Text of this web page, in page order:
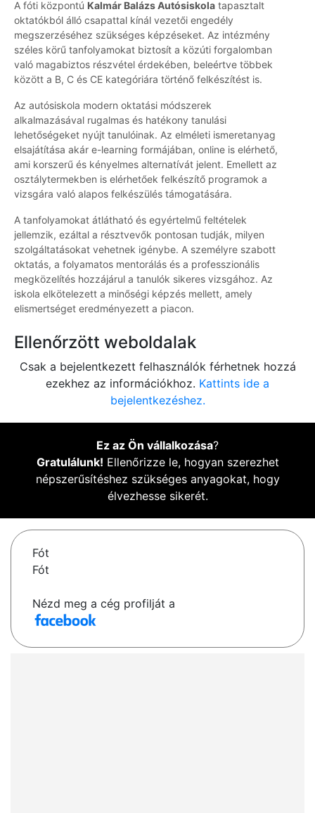
A fóti központú Kalmár Balázs Autósiskola tapasztalt
oktatókból álló csapattal kínál vezetői engedély
megszerzéséhez szükséges képzéseket. Az intézmény
széles körű tanfolyamokat biztosít a közúti forgalomban
való magabiztos részvétel érdekében, beleértve többek
között a B, C és CE kategóriára történő felkészítést is.
Az autósiskola modern oktatási módszerek
alkalmazásával rugalmas és hatékony tanulási
lehetőségeket nyújt tanulóinak. Az elméleti ismeretanyag
elsajátítása akár e-learning formájában, online is elérhető,
ami korszerű és kényelmes alternatívát jelent. Emellett az
osztálytermekben is elérhetőek felkészítő programok a
vizsgára való alapos felkészülés támogatására.
A tanfolyamokat átlátható és egyértelmű feltételek
jellemzik, ezáltal a résztvevők pontosan tudják, milyen
szolgáltatásokat vehetnek igénybe. A személyre szabott
oktatás, a folyamatos mentorálás és a professzionális
megközelítés hozzájárul a tanulók sikeres vizsgához. Az
iskola elkötelezett a minőségi képzés mellett, amely
elismertséget eredményezett a piacon.
Ellenőrzött weboldalak
Csak a bejelentkezett felhasználók férhetnek hozzá
ezekhez az információkhoz. Kattints ide a
bejelentkezéshez.
Ez az Ön vállalkozása?
Gratulálunk! Ellenőrizze le, hogyan szerezhet
népszerűsítéshez szükséges anyagokat, hogy
élvezhesse sikerét.
Fót
Fót
Nézd meg a cég profilját a